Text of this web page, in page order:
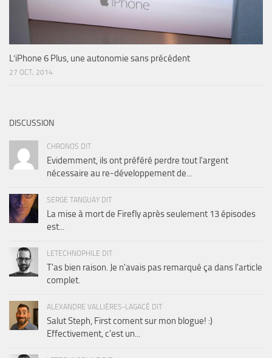
L’iPhone 6 Plus, une autonomie sans précédent
27 OCT, 2014
DISCUSSION
CHRONOS DIT
Evidemment, ils ont préféré perdre tout l'argent
nécessaire au re-développement de...
SERGE TANGUAY DIT
La mise à mort de Firefly après seulement 13 épisodes
est...
LETECHNOPHILE DIT
T'as bien raison. Je n'avais pas remarqué ça dans l'article
complet.
ALEXANDRE VALLIÈRES-LAGACÉ DIT
Salut Steph, First coment sur mon blogue! :)
Effectivement, c'est un...